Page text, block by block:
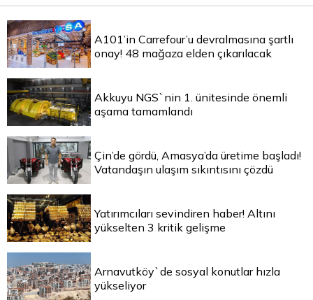
A101’in Carrefour’u devralmasına şartlı
onay! 48 mağaza elden çıkarılacak
Akkuyu NGS`nin 1. ünitesinde önemli
aşama tamamlandı
Çin’de gördü, Amasya’da üretime başladı!
Vatandaşın ulaşım sıkıntısını çözdü
Yatırımcıları sevindiren haber! Altını
yükselten 3 kritik gelişme
Arnavutköy`de sosyal konutlar hızla
yükseliyor